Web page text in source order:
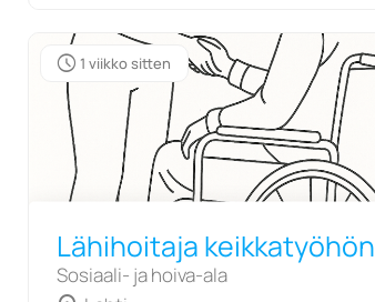
schedule 1 viikko sitten
Lähihoitaja keikkatyöhön
Sosiaali- ja hoiva-ala